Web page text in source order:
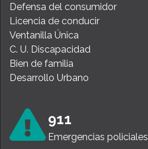
Defensa del consumidor
Licencia de conducir
Ventanilla Única
C. U. Discapacidad
Bien de familia
Desarrollo Urbano
911
Emergencias policiales